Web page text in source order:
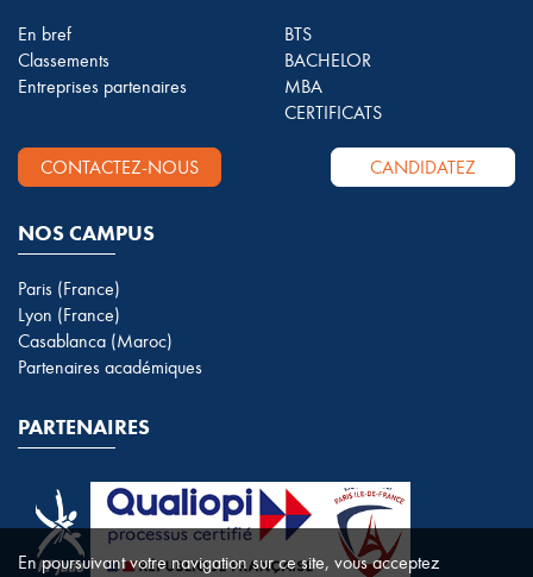
En bref
Classements
Entreprises partenaires
BTS
BACHELOR
MBA
CERTIFICATS
CONTACTEZ-NOUS CANDIDATEZ
NOS CAMPUS
Paris (France)
Lyon (France)
Casablanca (Maroc)
Partenaires académiques
PARTENAIRES
En poursuivant votre navigation sur ce site, vous acceptez